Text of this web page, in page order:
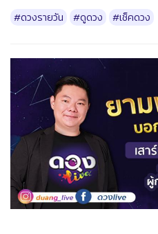
#ดวงรายวัน #ดูดวง #เช็คดวง